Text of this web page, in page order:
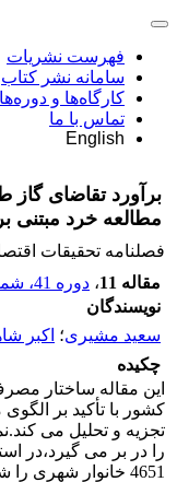
فهرست نشریات
سامانه نشر کتاب
کارگاه‌ها و
تماس با ما
English
برآورد تقاضای
مطالعه خرد مبتنی
فصلنامه تحقیقات
مقاله 11
، دوره 41، شماره 1
نویسندگان
سعید مشیری؛ اکبر
چکیده
این مقاله ساختار
کشور با تأکید بر
4651 خانوار